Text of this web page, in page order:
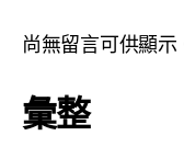
尚無留言可供顯示
彙整